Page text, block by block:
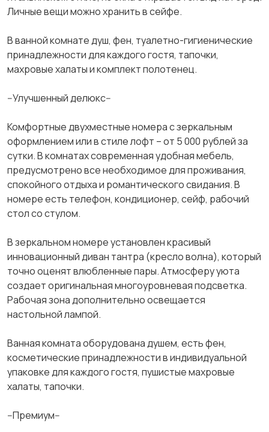
Личные вещи можно хранить в сейфе.
В ванной комнате душ, фен, туалетно-гигиенические
принадлежности для каждого гостя, тапочки,
махровые халаты и комплект полотенец.
--Улучшенный делюкс--
Комфортные двухместные номера с зеркальным
оформлением или в стиле лофт – от 5 000 рублей за
сутки. В комнатах современная удобная мебель,
предусмотрено все необходимое для проживания,
спокойного отдыха и романтического свидания. В
номере есть телефон, кондиционер, сейф, рабочий
стол со стулом.
В зеркальном номере установлен красивый
инновационный диван тантра (кресло волна), который
точно оценят влюбленные пары. Атмосферу уюта
создает оригинальная многоуровневая подсветка.
Рабочая зона дополнительно освещается
настольной лампой.
Ванная комната оборудована душем, есть фен,
косметические принадлежности в индивидуальной
упаковке для каждого гостя, пушистые махровые
халаты, тапочки.
--Премиум--